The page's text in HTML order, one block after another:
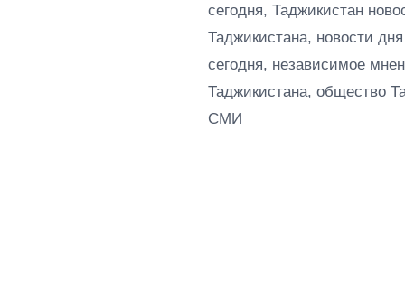
сегодня, Таджикистан
Таджикистана, новости
сегодня, независимое
Таджикистана, общество
СМИ